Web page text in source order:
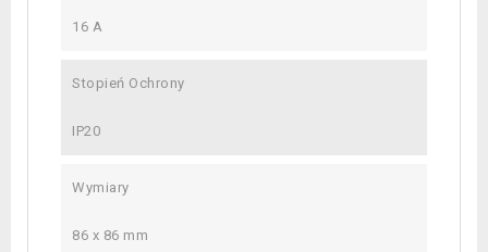
16 A
Stopień Ochrony
IP20
Wymiary
86 x 86 mm